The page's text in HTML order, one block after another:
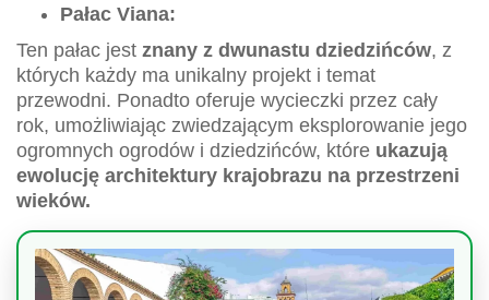
Pałac Viana:
Ten pałac jest znany z dwunastu dziedzińców, z
których każdy ma unikalny projekt i temat
przewodni. Ponadto oferuje wycieczki przez cały
rok, umożliwiając zwiedzającym eksplorowanie jego
ogromnych ogrodów i dziedzińców, które ukazują
ewolucję architektury krajobrazu na przestrzeni
wieków.